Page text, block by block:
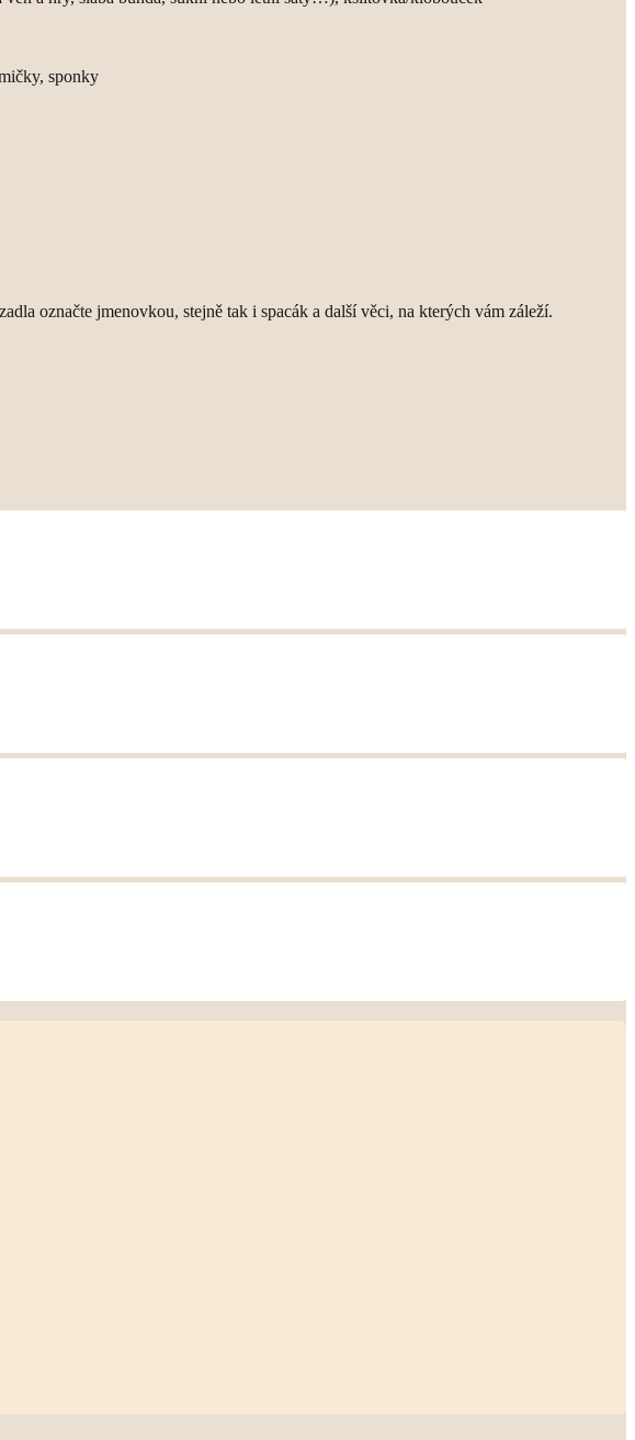
sponky
označte jmenovkou, stejně tak i spacák a další věci, na kterých vám záleží.